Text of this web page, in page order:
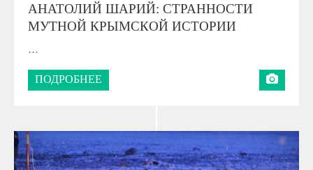
АНАТОЛИЙ ШАРИЙ: CТРАННОСТИ
МУТНОЙ КРЫМСКОЙ ИСТОРИИ
…
ПОДРОБНЕЕ